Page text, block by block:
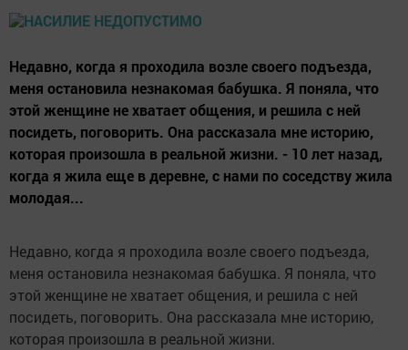
Недавно, когда я проходила возле своего подъезда,
меня остановила незнакомая бабушка. Я поняла, что
этой женщине не хватает общения, и решила с ней
посидеть, поговорить. Она рассказала мне историю,
которая произошла в реальной жизни. - 10 лет назад,
когда я жила еще в деревне, с нами по соседству жила
молодая...
Недавно, когда я проходила возле своего подъезда,
меня остановила незнакомая бабушка. Я поняла, что
этой женщине не хватает общения, и решила с ней
посидеть, поговорить. Она рассказала мне историю,
которая произошла в реальной жизни.